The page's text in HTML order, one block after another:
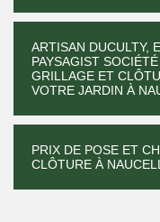
ARTISAN DUCULTY,
PAYSAGIST
GRILLAGE ET
VOTRE JARDIN À
PRIX DE POSE ET
CLÔTURE À